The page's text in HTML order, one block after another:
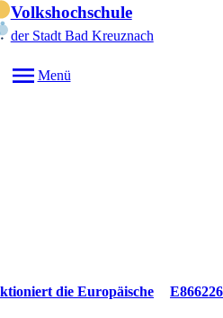
Volkshochschule
der Stadt Bad Kreuznach
Menü
die Europäische
E866226